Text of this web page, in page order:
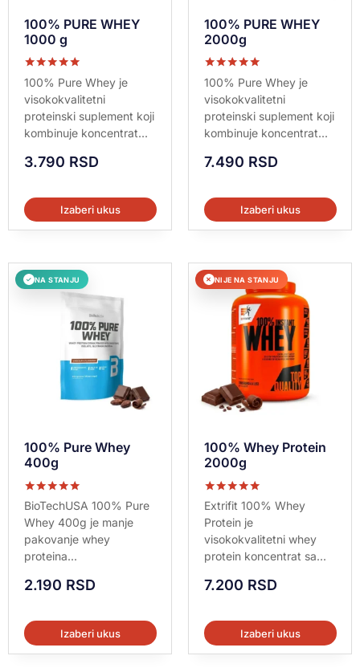
100% PURE WHEY
1000 g
Ocenjeno sa
5.00
od 5
100% Pure Whey je
visokokvalitetni
proteinski suplement koji
kombinuje koncentrat...
3.790 RSD
Izaberi ukus
100% PURE WHEY
2000g
Ocenjeno sa
5.00
od 5
100% Pure Whey je
visokokvalitetni
proteinski suplement koji
kombinuje koncentrat...
7.490 RSD
Izaberi ukus
✓ NA STANJU
100% Pure Whey
400g
Ocenjeno sa
5.00
od 5
BioTechUSA 100% Pure
Whey 400g je manje
pakovanje whey
proteina...
2.190 RSD
Izaberi ukus
✕ NIJE NA STANJU
100% Whey Protein
2000g
Ocenjeno sa
5.00
od 5
Extrifit 100% Whey
Protein je
visokokvalitetni whey
protein koncentrat sa...
7.200 RSD
Izaberi ukus